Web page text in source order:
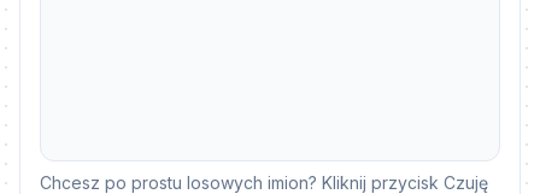
Chcesz po prostu losowych imion? Kliknij przycisk Czuję